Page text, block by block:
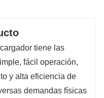
tiene las
fácil operación,
y alta eficiencia de
demandas físicas